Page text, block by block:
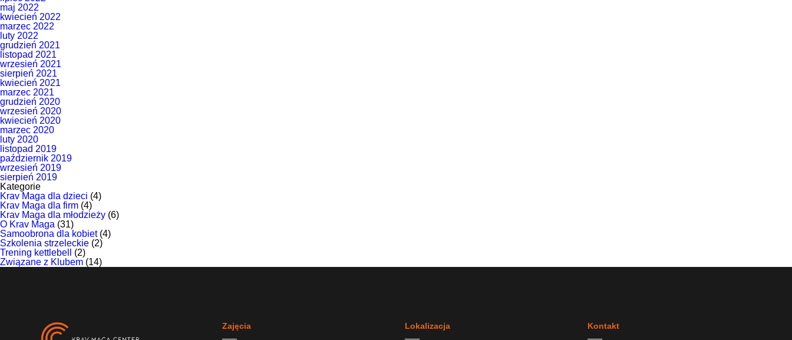
maj 2022
kwiecień 2022
marzec 2022
luty 2022
grudzień 2021
listopad 2021
wrzesień 2021
sierpień 2021
kwiecień 2021
marzec 2021
grudzień 2020
wrzesień 2020
kwiecień 2020
marzec 2020
luty 2020
listopad 2019
październik 2019
wrzesień 2019
sierpień 2019
Kategorie
Krav Maga dla dzieci (4)
Krav Maga dla firm (4)
Krav Maga dla młodzieży (6)
O Krav Maga (31)
Samoobrona dla kobiet(4)
Szkolenia strzeleckie (2)
Trening kettlebell
(2)
Związane z Klubem (14)
Zajęcia Lokalizacja Kontakt